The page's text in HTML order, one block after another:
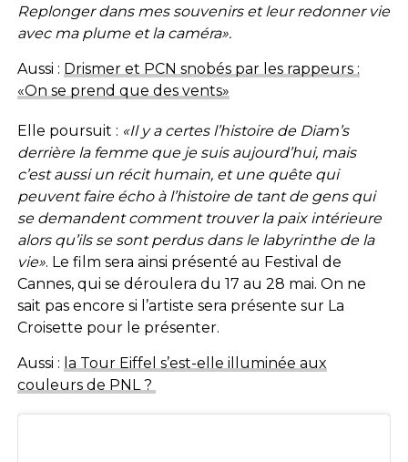
Replonger dans mes souvenirs et leur redonner vie
avec ma plume et la caméra».
Aussi : Drismer et PCN snobés par les rappeurs :
«On se prend que des vents»
Elle poursuit : «Il y a certes l’histoire de Diam’s
derrière la femme que je suis aujourd’hui, mais
c’est aussi un récit humain, et une quête qui
peuvent faire écho à l’histoire de tant de gens qui
se demandent comment trouver la paix intérieure
alors qu’ils se sont perdus dans le labyrinthe de la
vie». Le film sera ainsi présenté au Festival de
Cannes, qui se déroulera du 17 au 28 mai. On ne
sait pas encore si l’artiste sera présente sur La
Croisette pour le présenter.
Aussi : la Tour Eiffel s’est-elle illuminée aux
couleurs de PNL ?